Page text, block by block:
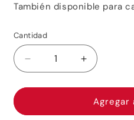
También disponible para
Cantidad
Reducir
cantidad
para
WOW
Aumentar
cantidad
para
Color
WOW